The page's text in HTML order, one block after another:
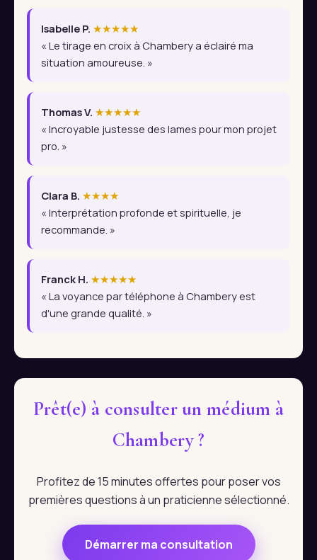
Isabelle P. ★★★★★
« Le tirage en croix à Chambery a éclairé ma
situation amoureuse. »
Thomas V. ★★★★★
« Incroyable justesse des lames pour mon projet
pro. »
Clara B. ★★★★
« Interprétation profonde et spirituelle, je
recommande. »
Franck H. ★★★★★
« La voyance par téléphone à Chambery est
d'une grande qualité. »
Prêt(e) à consulter un médium à
Chambery ?
Profitez de 15 minutes offertes pour poser vos
premières questions à un praticienne sélectionné.
Démarrer ma consultation